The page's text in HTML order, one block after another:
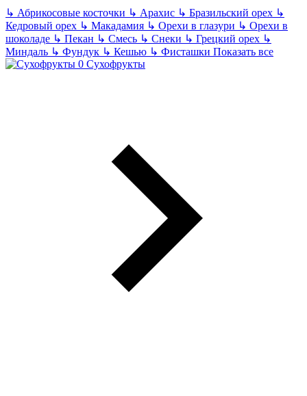
↳ Абрикосовые косточки ↳ Арахис ↳ Бразильский орех ↳
Кедровый орех ↳ Макадамия ↳ Орехи в глазури ↳ Орехи в
шоколаде ↳ Пекан ↳ Смесь ↳ Снеки ↳ Грецкий орех ↳
Миндаль ↳ Фундук ↳ Кешью ↳ Фисташки Показать все
Сухофрукты